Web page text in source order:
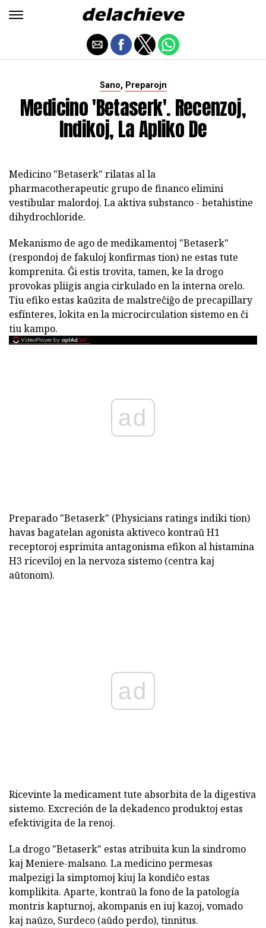
Sano, Preparojn
Medicino 'Betaserk'. Recenzoj,
Indikoj, La Apliko De
Medicino "Betaserk" rilatas al la
pharmacotherapeutic grupo de financo elimini
vestibular malordoj. La aktiva substanco - betahistine
dihydrochloride.
Mekanismo de ago de medikamentoj "Betaserk"
(respondoj de fakuloj konfirmas tion) ne estas tute
komprenita. Ĝi estis trovita, tamen, ke la drogo
provokas pliigis angia cirkulado en la interna orelo.
Tiu efiko estas kaŭzita de malstreĉiĝo de precapillary
esfínteres, lokita en la microcirculation sistemo en ĉi
tiu kampo.
ad
Preparado "Betaserk" (Physicians ratings indiki tion)
havas bagatelan agonista aktiveco kontraŭ H1
receptoroj esprimita antagonisma efikon al histamina
H3 riceviloj en la nervoza sistemo (centra kaj
aŭtonom).
ad
Ricevinte la medicament tute absorbita de la digestiva
sistemo. Excreción de la dekadenco produktoj estas
efektivigita de la renoj.
La drogo "Betaserk" estas atribuita kun la sindromo
kaj Meniere-malsano. La medicino permesas
malpezigi la simptomoj kiuj la kondiĉo estas
komplikita. Aparte, kontraŭ la fono de la patología
montris kapturnoj, akompanis en iuj kazoj, vomado
kaj naŭzo, Surdeco (aŭdo perdo), tinnitus.